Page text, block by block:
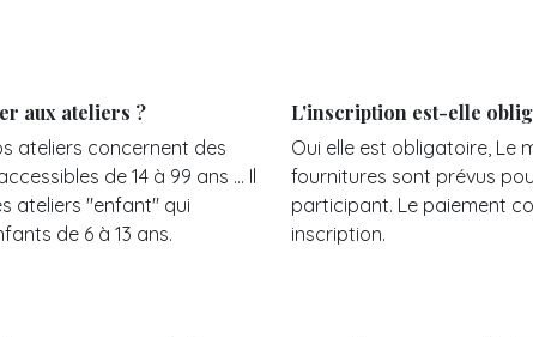
aux ateliers ?
ateliers concernent des
de 14 à 99 ans ... Il
ateliers "enfant" qui
de 6 à 13 ans.
L'inscription est-elle
Oui elle est obligatoire, Le
fournitures sont prévus
participant. Le paiement
inscription.